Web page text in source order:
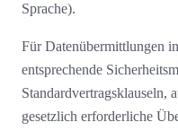
Sprache).
Für Datenübermittlungen
entsprechende
Standardvertragsklauseln,
gesetzlich erforderliche